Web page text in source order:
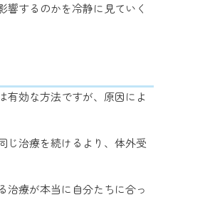
するのかを冷静に見ていく
有効な方法ですが、原因によ
じ治療を続けるより、体外受
治療が本当に自分たちに合っ